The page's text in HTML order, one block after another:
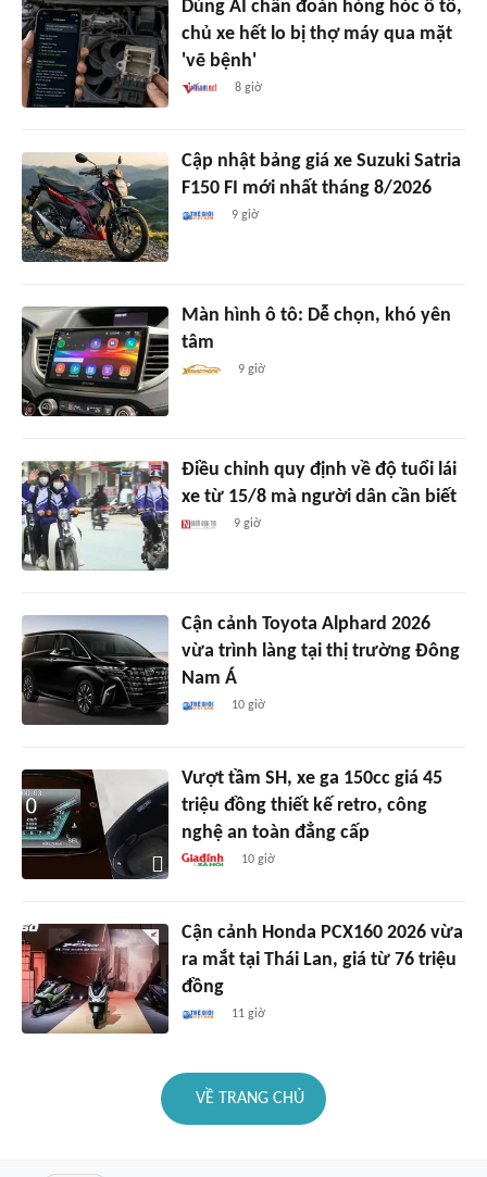
Dùng AI chẩn đoán hỏng hóc ô tô,
chủ xe hết lo bị thợ máy qua mặt
'vẽ bệnh'
8 giờ
Cập nhật bảng giá xe Suzuki Satria
F150 FI mới nhất tháng 8/2026
9 giờ
Màn hình ô tô: Dễ chọn, khó yên
tâm
9 giờ
Điều chỉnh quy định về độ tuổi lái
xe từ 15/8 mà người dân cần biết
9 giờ
Cận cảnh Toyota Alphard 2026
vừa trình làng tại thị trường Đông
Nam Á
10 giờ
Vượt tầm SH, xe ga 150cc giá 45
triệu đồng thiết kế retro, công
nghệ an toàn đẳng cấp
10 giờ
Cận cảnh Honda PCX160 2026 vừa
ra mắt tại Thái Lan, giá từ 76 triệu
đồng
11 giờ
VỀ TRANG CHỦ